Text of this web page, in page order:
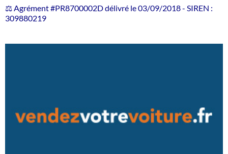
⚖️ Agrément #PR8700002D délivré le 03/09/2018 - SIREN :
309880219